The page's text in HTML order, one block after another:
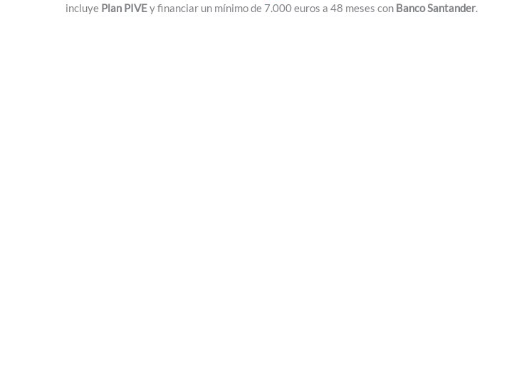
incluye Plan PIVEy financiar un mínimo de 7.000 euros a 48 meses con Banco Santander.